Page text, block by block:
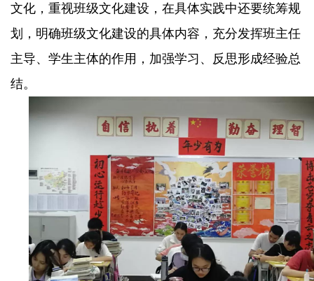
文化，重视班级文化建设，在具体实践中还要统筹规
划，明确班级文化建设的具体内容，充分发挥班主任
主导、学生主体的作用，加强学习、反思形成经验总
结。